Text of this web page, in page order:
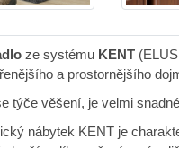
ze systému KENT
a prostornějšího
týče věšení, je velmi
nábytek KENT je